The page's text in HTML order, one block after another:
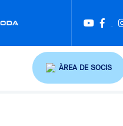
ÀREA DE SOCIS